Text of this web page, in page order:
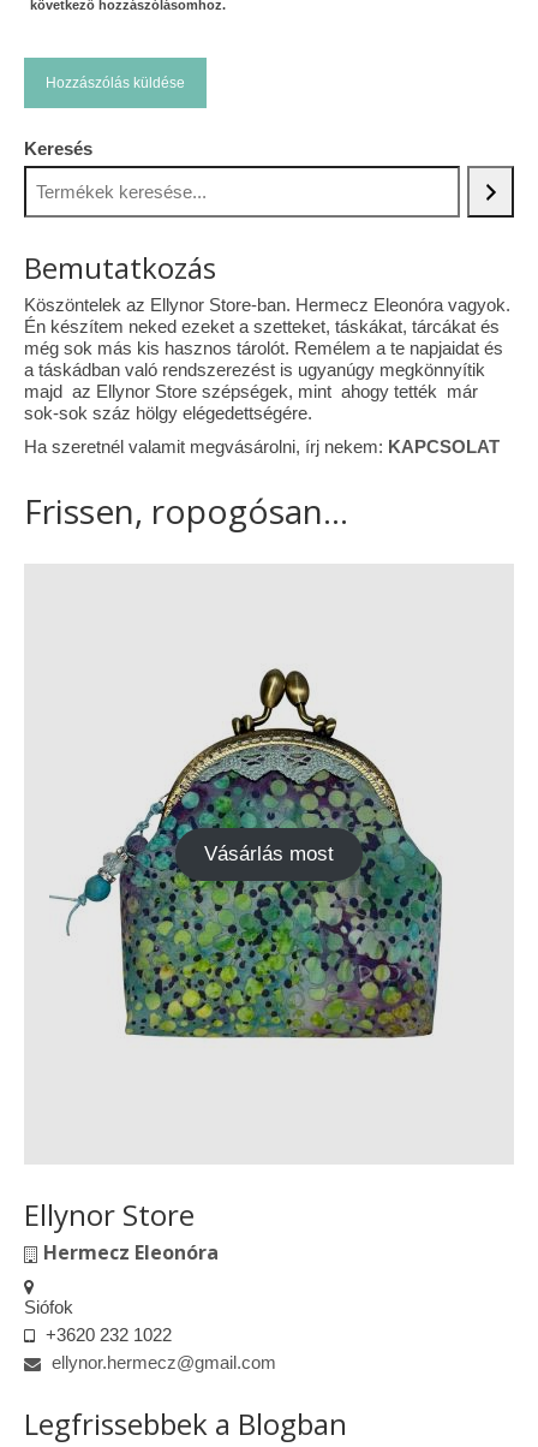
következő hozzászólásomhoz.
Keresés
Bemutatkozás
Köszöntelek az Ellynor Store-ban. Hermecz Eleonóra vagyok.
Én készítem neked ezeket a szetteket, táskákat, tárcákat és
még sok más kis hasznos tárolót. Remélem a te napjaidat és
a táskádban való rendszerezést is ugyanúgy megkönnyítik
majd az Ellynor Store szépségek, mint ahogy tették már
sok-sok száz hölgy elégedettségére.
Ha szeretnél valamit megvásárolni, írj nekem: KAPCSOLAT
Frissen, ropogósan...
Vásárlás most
Ellynor Store
Hermecz Eleonóra
Siófok
+3620 232 1022
ellynor.hermecz@gmail.com
Legfrissebbek a Blogban